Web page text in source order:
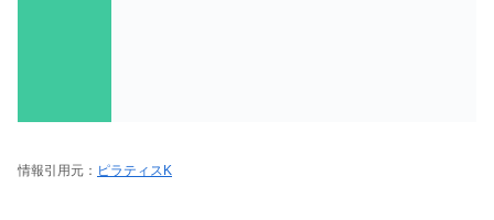
情報引用元： ピラティスK